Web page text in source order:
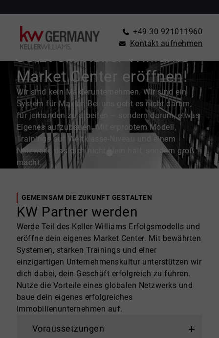
+49 30 921011960
Kontakt aufnehmen
Jetzt ein Keller Williams
Market Center eröffnen!
Wir sind kein Maklerunternehmen. Wir sind ein
System für Makler. Bei uns geht es nicht darum,
für jemanden zu arbeiten – sondern darum, etwas
Eigenes aufzubauen. Mit erprobtem Modell,
Trainings auf Weltklasse-Niveau und einem
Netzwerk, das dich nicht klein hält, sondern groß
macht.
GEMEINSAM DIE ZUKUNFT GESTALTEN
KW Partner werden
Werde Teil des Keller Williams Erfolgsmodells und
eröffne dein eigenes Market Center. Mit bewährten
Systemen, starken Trainings und einer
einzigartigen Unternehmenskultur unterstützen wir
dich dabei, dein Geschäft erfolgreich zu führen.
Nutze die Vorteile eines globalen Netzwerks und
baue dein eigenes erfolgreiches
Immobilienunternehmen auf.
Voraussetzungen